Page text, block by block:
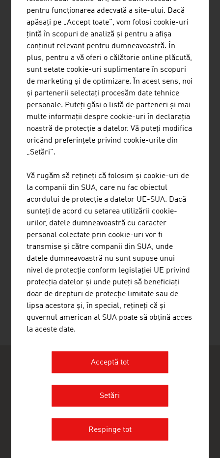
GANAHL AKTIENGESELLSCHAFT
LENTZ HEINRICH
PACK IT! VERPACKUNGEN GMBH
POLO HANDELS GMBH
Ambasada Austriei - Sectia Comerciala
pentru funcționarea adecvată a site-ului. Dacă
apăsați pe „Accept toate”, vom folosi cookie-uri
țintă în scopuri de analiză și pentru a afișa
conținut relevant pentru dumneavoastră. În
plus, pentru a vă oferi o călătorie online plăcută,
sunt setate cookie-uri suplimentare în scopuri
de marketing și de optimizare. În acest sens, noi
și partenerii selectați procesăm date tehnice
personale. Puteți găsi o listă de parteneri și mai
multe informații despre cookie-uri în declarația
noastră de protecție a datelor. Vă puteți modifica
oricând preferințele privind cookie-urile din
„Setări”.
Vă rugăm să rețineți că folosim și cookie-uri de
la companii din SUA, care nu fac obiectul
acordului de protecție a datelor UE-SUA. Dacă
sunteți de acord cu setarea utilizării cookie-
urilor, datele dumneavoastră cu caracter
personal colectate prin cookie-uri vor fi
transmise și către companii din SUA, unde
datele dumneavoastră nu sunt supuse unui
nivel de protecție conform legislației UE privind
protecția datelor și unde puteți să beneficiați
doar de drepturi de protecție limitate sau de
lipsa acestora și, în special, rețineți că și
guvernul american al SUA poate să obțină acces
la aceste date.
Acceptă tot
Setări
Respinge tot